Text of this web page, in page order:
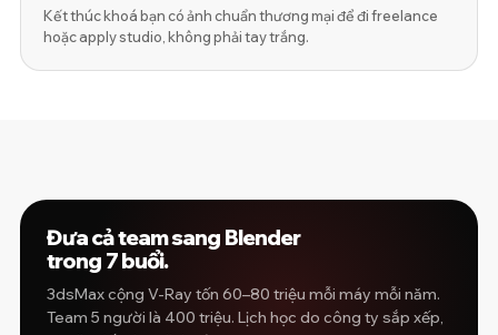
Kết thúc khoá bạn có ảnh chuẩn thương mại để đi freelance
hoặc apply studio, không phải tay trắng.
Đưa cả team sang Blender
trong 7 buổi.
3dsMax cộng V-Ray tốn 60–80 triệu mỗi máy mỗi năm.
Team 5 người là 400 triệu. Lịch học do công ty sắp xếp,